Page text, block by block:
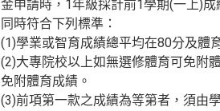
金申請時，1年級採計前1學期(一上)
同時符合下列標準：
(1)學業或智育成績總平均在80分及體
(2)大專院校以上如無選修體育可免附
免附體育成績。
(3)前項第一款之成績為等第者，須由